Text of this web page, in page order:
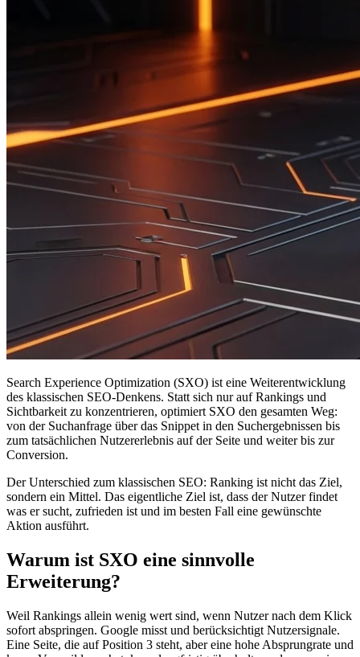
Search Experience Optimization (SXO) ist eine Weiterentwicklung
des klassischen SEO-Denkens. Statt sich nur auf Rankings und
Sichtbarkeit zu konzentrieren, optimiert SXO den gesamten Weg:
von der Suchanfrage über das Snippet in den Suchergebnissen bis
zum tatsächlichen Nutzererlebnis auf der Seite und weiter bis zur
Conversion.
Der Unterschied zum klassischen SEO: Ranking ist nicht das Ziel,
sondern ein Mittel. Das eigentliche Ziel ist, dass der Nutzer findet
was er sucht, zufrieden ist und im besten Fall eine gewünschte
Aktion ausführt.
Warum ist SXO eine sinnvolle
Erweiterung?
Weil Rankings allein wenig wert sind, wenn Nutzer nach dem Klick
sofort abspringen. Google misst und berücksichtigt Nutzersignale.
Eine Seite, die auf Position 3 steht, aber eine hohe Absprungrate und